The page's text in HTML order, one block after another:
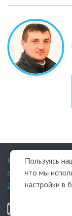
Пользуясь
что мы
настройки в
© 2009–2026 СК
КАРТА САЙТА - ДЛЯ
Обработка